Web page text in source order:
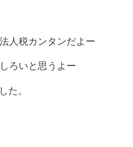
人税カンタンだよー
ろいと思うよー
た。